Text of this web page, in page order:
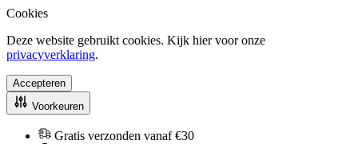
Cookies
Deze website gebruikt cookies. Kijk hier voor onze
privacyverklaring.
Accepteren
Voorkeuren
Gratis verzonden vanaf €30